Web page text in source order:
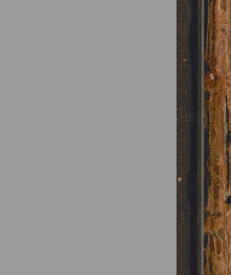
Avec figures en taille-
professeur de physique
province de Languedoc ... -